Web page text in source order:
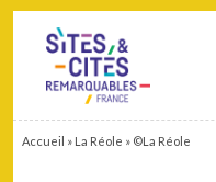
Accueil » La Réole » ©La Réole